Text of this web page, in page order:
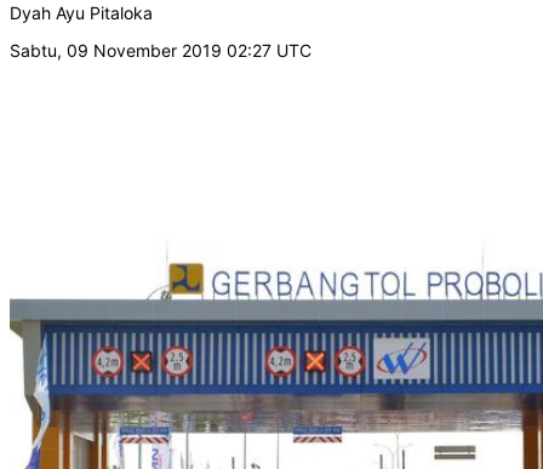
Dyah Ayu Pitaloka
Sabtu, 09 November 2019 02:27 UTC